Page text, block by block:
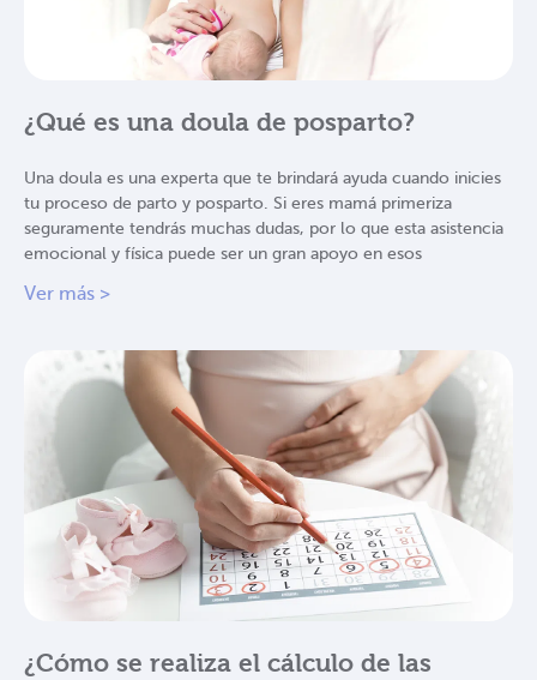
¿Qué es una doula de posparto?
Una doula es una experta que te brindará ayuda cuando inicies
tu proceso de parto y posparto. Si eres mamá primeriza
seguramente tendrás muchas dudas, por lo que esta asistencia
emocional y física puede ser un gran apoyo en esos
Ver más >
¿Cómo se realiza el cálculo de las